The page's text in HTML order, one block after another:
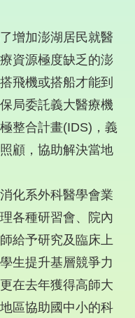
增加澎湖居民就醫
資源極度缺乏的澎
飛機或搭船才能到
局委託義大醫療機
整合計畫(IDS)，義
顧，協助解決當地
化系外科醫學會業
各種研習會、院內
給予研究及臨床上
生提升基層競爭力
在去年獲得高師大
區協助國中小的科